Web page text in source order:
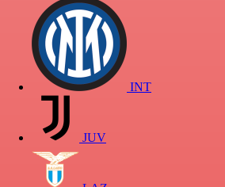
INT
JUV